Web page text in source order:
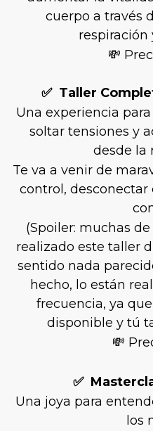
cuerpo a través
respiración
💸
✅ Taller
Una experiencia
soltar tensiones y
desde la
Te va a venir de
control, desconectar
(Spoiler: muchas
realizado este taller
sentido nada
hecho, lo están
frecuencia, ya
disponible y tú
💸
✅
Una joya para
los